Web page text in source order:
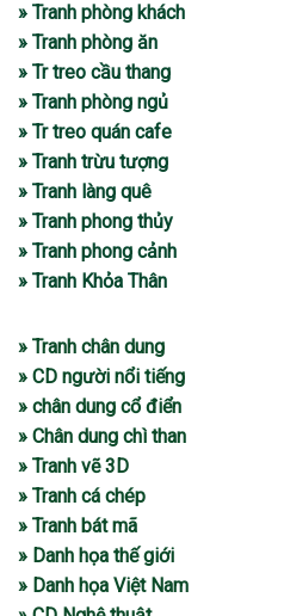
» Tranh phòng khách
» Tranh phòng ăn
» Tr treo cầu thang
» Tranh phòng ngủ
» Tr treo quán cafe
» Tranh trừu tượng
» Tranh làng quê
» Tranh phong thủy
» Tranh phong cảnh
» Tranh Khỏa Thân
» Tranh chân dung
» CD người nổi tiếng
» chân dung cổ điển
» Chân dung chì than
» Tranh vẽ 3D
» Tranh cá chép
» Tranh bát mã
» Danh họa thế giới
» Danh họa Việt Nam